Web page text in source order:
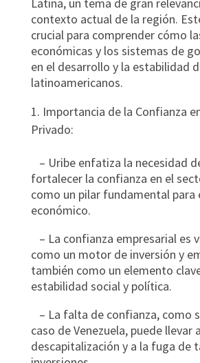
contexto actual de la región.
crucial para comprender cómo
económicas y los sistemas de
en el desarrollo y la estabilidad
latinoamericanos.
Importancia de la Confianza
Privado:
– Uribe enfatiza la necesidad
fortalecer la confianza en el
como un pilar fundamental para
económico.
– La confianza empresarial es
como un motor de inversión y
también como un elemento
estabilidad social y política.
– La falta de confianza, como
caso de Venezuela, puede llevar
descapitalización y a la fuga de